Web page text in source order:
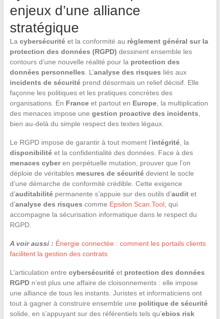
enjeux d’une alliance
stratégique
La cybersécuritéet la conformité au règlement général sur la
protection des données (RGPD) dessinent ensemble les
contours d’une nouvelle réalité pour la protection des
données personnelles . L’analyse des risques liés aux
incidents de sécuritéprend désormais un relief décisif. Elle
façonne les politiques et les pratiques concrètes des
organisations. En Franceet partout en Europe, la multiplication
des menaces impose une gestion proactive des incidents
bien au-delà du simple respect des textes légaux.
Le RGPD impose de garantir à tout moment l’intégrité, la
disponibilitéet la confidentialité des données. Face à des
menaces cyberen perpétuelle mutation, prouver que l’on
déploie de véritables mesures de sécuritédevient le socle
d’une démarche de conformité crédible. Cette exigence
d’auditabilitépermanente s’appuie sur des outils d’auditet
d’analyse des risques comme Epsilon Scan.Tool, qui
accompagne la sécurisation informatique dans le respect du
RGPD.
A voir aussi : Énergie connectée : comment les portails clients
facilitent la gestion des contrats
L’articulation entre cybersécuritéet protection des données
RGPDn’est plus une affaire de cloisonnements : elle impose
une alliance de tous les instants. Juristes et informaticiens ont
tout à gagner à construire ensemble une politique de sécurité
solide, en s’appuyant sur des référentiels tels qu’ebios risk